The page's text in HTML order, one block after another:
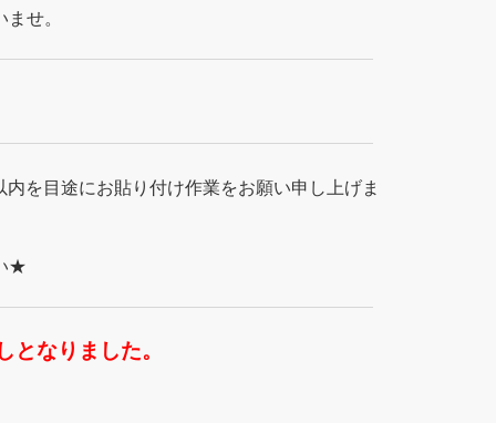
せ。
を目途にお貼り付け作業をお願い申し上げま
★
なりました。